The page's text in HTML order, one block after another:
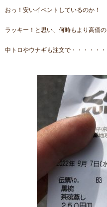
おっ！安いイベントしているのか！
ラッキー！と思い、何時もより高価の
中トロやウナギも注文で・・・・・・